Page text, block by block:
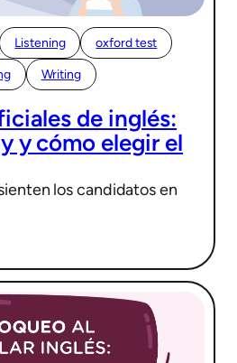
Listening oxford test
Writing
de inglés:
y cómo elegir el
los candidatos en